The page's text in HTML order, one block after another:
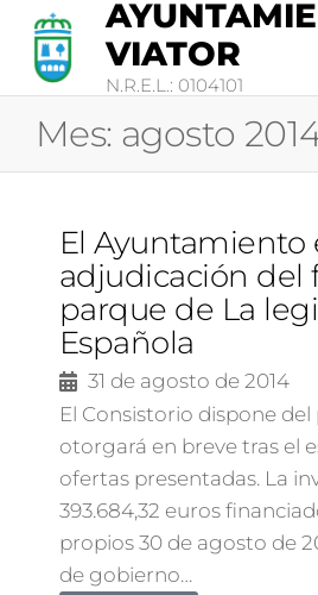
VIATOR
N.R.E.L.: 0104101
Mes: agosto
El Ayuntamiento
adjudicación del
parque de La
Española
31 de agosto de 2014
El Consistorio dispone
otorgará en breve tras el
ofertas presentadas. La
393.684,32 euros
propios 30 de agosto de
de gobierno…